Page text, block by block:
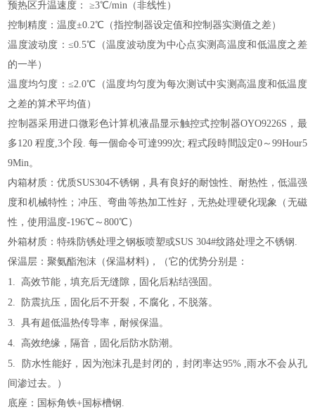
预热区升温速度： ≥3℃/min（非线性）
控制精度：温度±0.2℃（指控制器设定值和控制器实测值之差）
温度波动度：≤0.5℃（温度波动度为中心点实测高温度和低温度之差
的一半）
温度均匀度：≤2.0℃（温度均匀度为每次测试中实测高温度和低温度
之差的算术平均值）
控制器采用进口微彩色计算机液晶显示触控式控制器OYO9226S ， 最
多120 程度,3个段. 每一個命令可達999次; 程式段時間設定0～99Hour5
9Min。
内箱材质：优质SUS304不锈钢，具有良好的耐蚀性、耐热性，低温强
度和机械特性；冲压、弯曲等热加工性好，无热处理硬化现象（无磁
性，使用温度-196℃～800℃）
外箱材质：特殊防锈处理之钢板喷塑或SUS 304#纹路处理之不锈钢.
保温层：聚氨酯泡沫（保温材料)， （它的优势分别是：
1.
高效节能，填充后无缝隙，固化后粘结强固。
2.
防震抗压，固化后不开裂，不腐化，不脱落。
3.
具有超低温热传导率，耐候保温。
4.
高效绝缘，隔音，固化后防水防潮。
5.
防水性能好，因为泡沫孔是封闭的，封闭率达95% ,雨水不会从孔
间渗过去。）
底座：国标角铁+国标槽钢.